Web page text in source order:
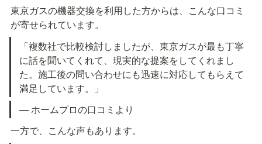
東京ガスの機器交換を利用した方からは、こんな口コミ
が寄せられています。
「複数社で比較検討しましたが、東京ガスが最も丁寧
に話を聞いてくれて、現実的な提案をしてくれまし
た。施工後の問い合わせにも迅速に対応してもらえて
満足しています。」
— ホームプロの口コミより
一方で、こんな声もあります。